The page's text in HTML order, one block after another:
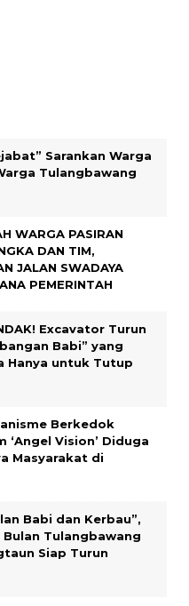
Sarankan Warga
Tulangbawang
WARGA PASIRAN
DAN TIM,
JALAN SWADAYA
PEMERINTAH
Excavator Turun
Babi” yang
Hanya untuk Tutup
Berkedok
‘Angel Vision’ Diduga
Masyarakat di
Babi dan Kerbau”,
Bulan Tulangbawang
Siap Turun